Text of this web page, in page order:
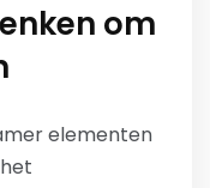
om
elementen